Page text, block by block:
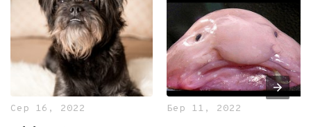
Сер 16, 2022 Бер 11, 2022